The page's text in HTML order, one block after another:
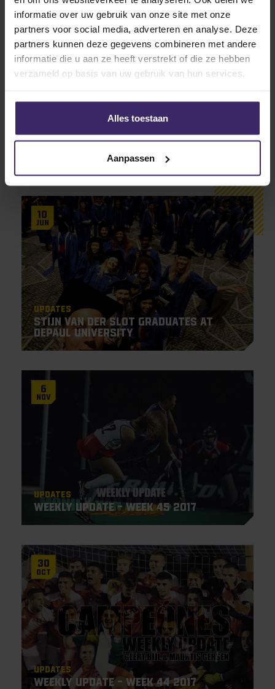
informatie over uw gebruik van onze site met onze
partners voor social media, adverteren en analyse. Deze
partners kunnen deze gegevens combineren met andere
informatie die u aan ze heeft verstrekt of die ze hebben
verzameld op basis van uw gebruik van hun services.
Alles toestaan
Aanpassen
Lijkt jou het ook leuk om in Amerika te sporten en
studeren? Meld jehiervrijblijvend aan en wij
nemen snel met je contact op!
Other articles from Stijn
10
Jun
Updates
Stijn van der Slot Graduates at
DePaul University
6
Nov
Updates
Weekly Update – Week 45 2017
30
Oct
Updates
Weekly Update – Week 44 2017